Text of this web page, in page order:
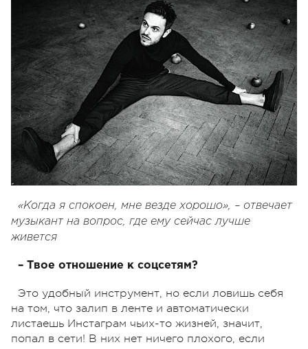
«Когда я спокоен, мне везде хорошо», – отвечает
музыкант на вопрос, где ему сейчас лучше
живется
– Твое отношение к соцсетям?
Это удобный инструмент, но если ловишь себя
на том, что залип в ленте и автоматически
листаешь Инстаграм чьих-то жизней, значит,
попал в сети! В них нет ничего плохого, если